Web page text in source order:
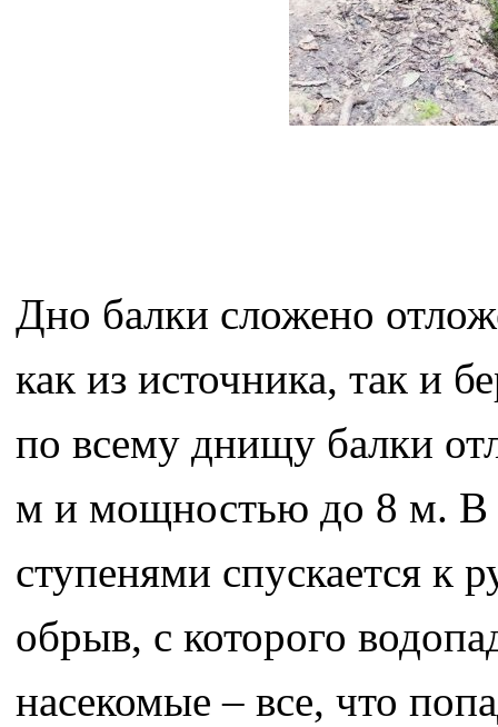
Дно балки сложено
как из источника, так и
по всему днищу балки
м и мощностью до 8 м. В
ступенями спускается к
обрыв, с которого
насекомые – все, что